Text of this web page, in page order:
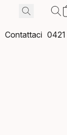
Contattaci